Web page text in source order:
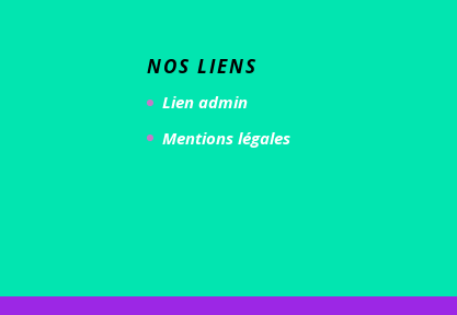
NOS LIENS
Lien admin
Mentions légales